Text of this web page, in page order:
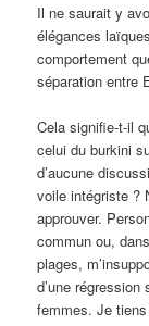
Il ne saurait y
élégances
comportement
séparation entre
Cela signifie-t-il
celui du burkini
d’aucune
voile intégriste ?
approuver.
commun ou,
plages,
d’une
femmes. Je